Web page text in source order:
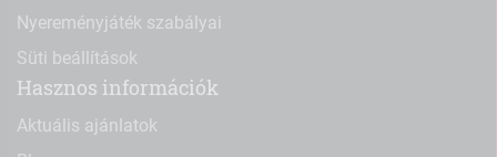
Nyereményjáték szabályai
Süti beállítások
Hasznos információk
Aktuális ajánlatok